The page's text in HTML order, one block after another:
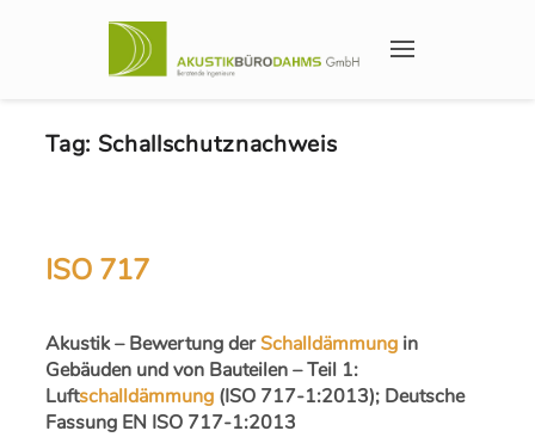
Tag: Schallschutznachweis
ISO 717
Akustik – Bewertung derSchalldämmung in
Gebäuden und von Bauteilen – Teil 1:
Luftschalldämmung (ISO 717-1:2013); Deutsche
Fassung EN ISO 717-1:2013